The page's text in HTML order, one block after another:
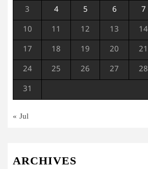
3 4 5 6 7
10 11 12 13 14
17 18 19 20 21
24 25 26 27 28
31
« Jul
ARCHIVES